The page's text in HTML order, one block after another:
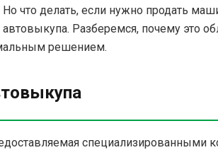
что делать, если нужно продать
Разберемся, почему это
решением.
специализированными